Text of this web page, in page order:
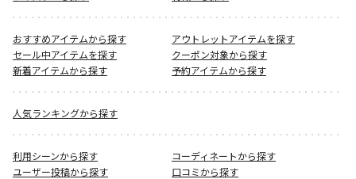
おすすめアイテムから探す
アウトレットアイテムを探す
セール中アイテムを探す
クーポン対象から探す
新着アイテムから探す
予約アイテムから探す
人気ランキングから探す
利用シーンから探す
コーディネートから探す
ユーザー投稿から探す
口コミから探す